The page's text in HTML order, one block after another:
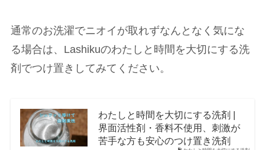
通常のお洗濯でニオイが取れずなんとなく気にな
る場合は、Lashikuのわたしと時間を大切にする洗
剤でつけ置きしてみてください。
わたしと時間を大切にする洗剤 |
界面活性剤・香料不使用、刺激が
苦手な方も安心のつけ置き洗剤